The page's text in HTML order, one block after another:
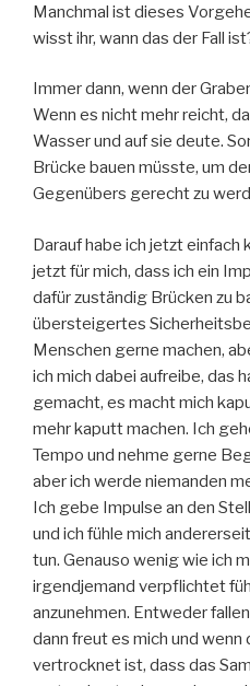
Manchmal ist dieses
wisst ihr, wann das der Fall
Immer dann, wenn der
Wenn es nicht mehr reicht,
Wasser und auf sie deute.
Brücke bauen müsste, um
Gegenübers gerecht zu
Darauf habe ich jetzt
jetzt für mich, dass ich ein
dafür zuständig Brücken zu
übersteigertes
Menschen gerne machen,
ich mich dabei aufreibe, das
gemacht, es macht mich
mehr kaputt machen. Ich
Tempo und nehme gerne
aber ich werde niemanden
Ich gebe Impulse an den
und ich fühle mich
tun. Genauso wenig wie ich
irgendjemand verpflichtet
anzunehmen. Entweder
dann freut es mich und
vertrocknet ist, dass das